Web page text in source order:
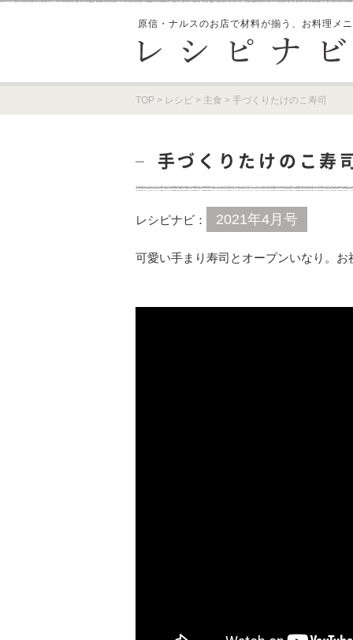
原信・ナルスのお店で材料が揃う、 お料理メ
TOP > レシピ > 主食 > 手づくりたけのこ寿司
手づくりたけのこ寿
レシピナビ： 2021年4月号
可愛い手まり寿司とオープンいなり。お